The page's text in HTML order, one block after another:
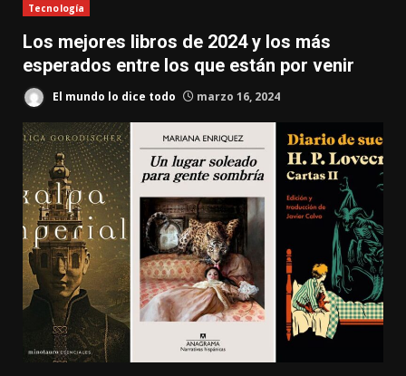
Tecnología
Los mejores libros de 2024 y los más
esperados entre los que están por venir
El mundo lo dice todo marzo 16, 2024